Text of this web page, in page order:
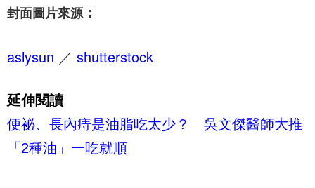
封面圖片來源 ：
aslysun ／ shutterstock
延伸閱讀
便祕、長內痔是油脂吃太少？ 吳文傑醫師大推
「2種油」一吃就順